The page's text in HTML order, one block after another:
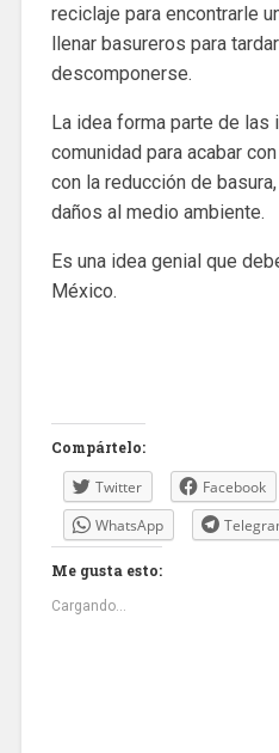
reciclaje para encontrarle
llenar basureros para
descomponerse.
La idea forma parte de
comunidad para acabar
con la reducción de
daños al medio ambiente.
Es una idea genial que
México.
Compártelo:
Twitter Facebook
WhatsApp
Me gusta esto:
Cargando...